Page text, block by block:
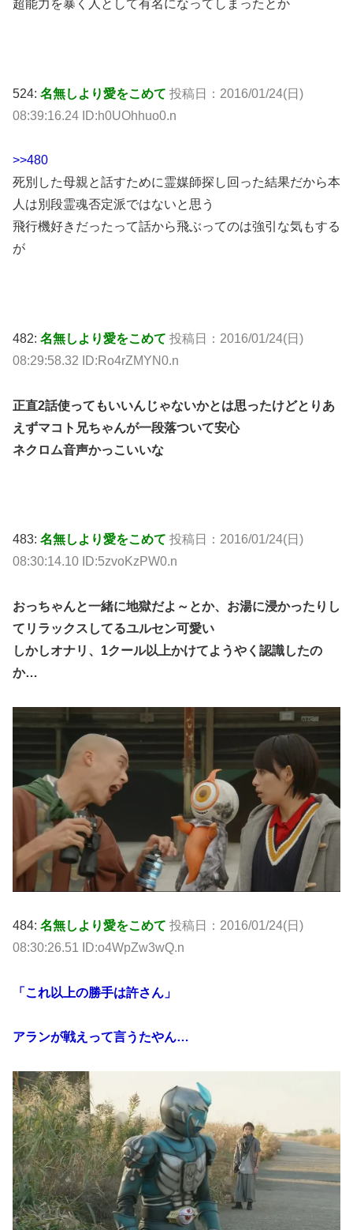
超能力を暴く人として有名になってしまったとか
524: 名無しより愛をこめて 投稿日：2016/01/24(日)
08:39:16.24 ID:h0UOhhuo0.n
>>480
死別した母親と話すために霊媒師探し回った結果だから本
人は別段霊魂否定派ではないと思う
飛行機好きだったって話から飛ぶってのは強引な気もする
が
482: 名無しより愛をこめて 投稿日：2016/01/24(日)
08:29:58.32 ID:Ro4rZMYN0.n
正直2話使ってもいいんじゃないかとは思ったけどとりあ
えずマコト兄ちゃんが一段落ついて安心
ネクロム音声かっこいいな
483: 名無しより愛をこめて 投稿日：2016/01/24(日)
08:30:14.10 ID:5zvoKzPW0.n
おっちゃんと一緒に地獄だよ～とか、お湯に浸かったりし
てリラックスしてるユルセン可愛い
しかしオナリ、1クール以上かけてようやく認識したの
か…
484: 名無しより愛をこめて 投稿日：2016/01/24(日)
08:30:26.51 ID:o4WpZw3wQ.n
「これ以上の勝手は許さん」
アランが戦えって言うたやん…